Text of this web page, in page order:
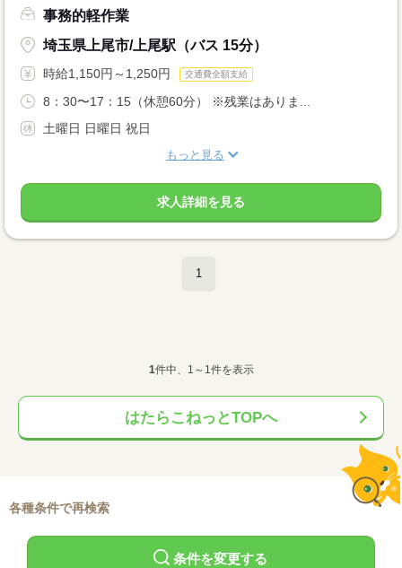
事務的軽作業
埼玉県上尾市/上尾駅（バス 15分）
時給1,150円～1,250円 交通費全額支給
8：30〜17：15（休憩60分） ※残業はありま...
土曜日 日曜日 祝日
もっと見る
求人詳細を見る
1
1件中、1～1件を表示
はたらこねっとTOPへ
各種条件で再検索
条件を変更する